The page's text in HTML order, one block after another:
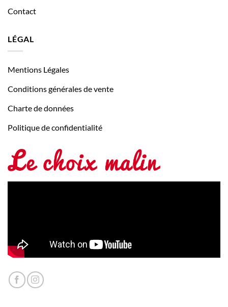
Contact
LÉGAL
Mentions Légales
Conditions générales de vente
Charte de données
Politique de confidentialité